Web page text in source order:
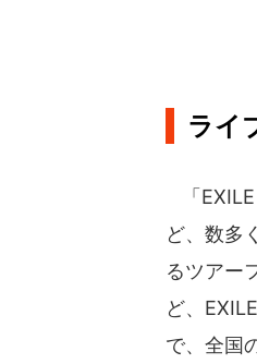
ライ
「EXILE
ど、数多
るツアー
ど、
で、全国